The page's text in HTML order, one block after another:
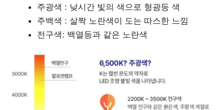
주광색 : 낮시간 빛의 색으로 형광등 색
주백색 : 살짝 노란색이 도는 따스한 느낌
전구색: 백열등과 같은 노란색